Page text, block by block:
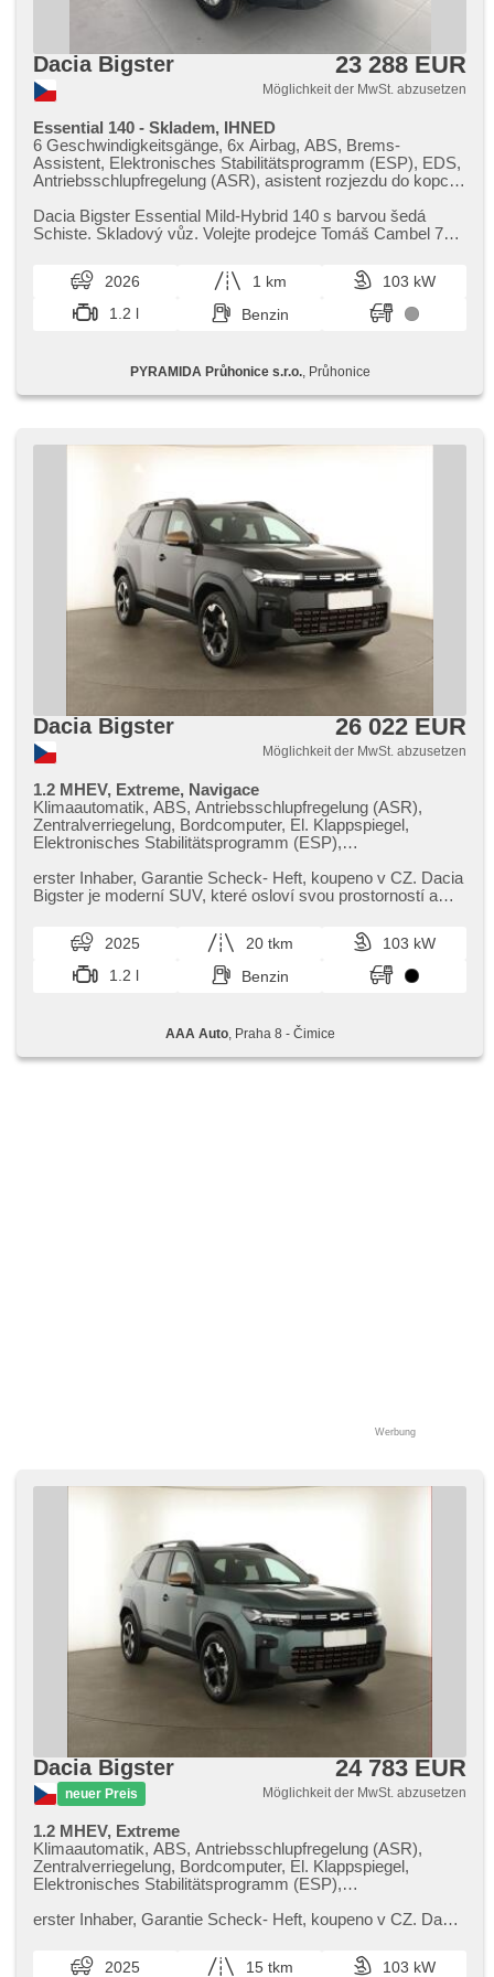
Dacia Bigster 23 288 EUR
Möglichkeit der MwSt. abzusetzen
Essential 140 - Skladem, IHNED
6 Geschwindigkeitsgänge, 6x Airbag, ABS, Brems-
Assistent, Elektronisches Stabilitätsprogramm (ESP), EDS,
Antriebsschlupfregelung (ASR), asistent rozjezdu do kopce
Servolenkung, Klimaanlage, Tempomat, LED denní svícení,
Alufelgen, erfüllt 'EURO VI', Bordcomputer, parkovací
einstellbar, Multifunktionslenkrad,
Beifahrerairbagdeaktivierung, hands free, Android Auto,
Apple CarPlay, Bluetooth, El. Seitenscheiben, El. Spiegel,
Zentralverriegelung mit Funkfernbedienung,
Warnflutlicht, Start-Stop System, USB, Autoradio, digitální
příjem rádia (DAB), beheizte Spiegel, Teilbare Rücksitzbank,
Dacia Bigster Essential Mild​-Hybrid 140 s barvou šedá
Schiste. Skladový vůz. Volejte prodejce Tomáš Cambel 702
2026 1 km
103 kW
1.2 l
Benzin
PYRAMIDA Průhonice s.r.o., Průhonice
Dacia Bigster 26 022 EUR
Möglichkeit der MwSt. abzusetzen
1.2 MHEV, Extreme, Navigace
Klimaautomatik, ABS, Antriebsschlupfregelung (ASR),
Zentralverriegelung, Bordcomputer, El. Klappspiegel,
Elektronisches Stabilitätsprogramm (ESP),
starten per Taste, Reifendrucksensor, USB, 6x Airbag,
beheizte Frontscheibe, beheizte Lenkrad, Uhr Spur,
El. Seitenscheiben, Dachträger, Dachscheibe, Autoradio,
Handgetriebe
erster Inhaber,​ Garantie Scheck​- Heft,​ koupeno v CZ. Dacia
Bigster je moderní SUV,​ které osloví svou prostorností a
2025 20 tkm
103 kW
1.2 l
Benzin
AAA Auto, Praha 8 - Čimice
Werbung
Dacia Bigster
neuer Preis
24 783 EUR
Möglichkeit der MwSt. abzusetzen
1.2 MHEV, Extreme
Klimaautomatik, ABS, Antriebsschlupfregelung (ASR),
Zentralverriegelung, Bordcomputer, El. Klappspiegel,
Elektronisches Stabilitätsprogramm (ESP),
starten per Taste, Reifendrucksensor, USB, 6x Airbag,
Panoramadach, Parkassistent, El. Spiegel, Servolenkung,
El. Seitenscheiben, Dachträger, Dachscheibe, Autoradio,
erster Inhaber,​ Garantie Scheck​- Heft,​ koupeno v CZ. Dacia
robustním des...
2025 15 tkm 103 kW